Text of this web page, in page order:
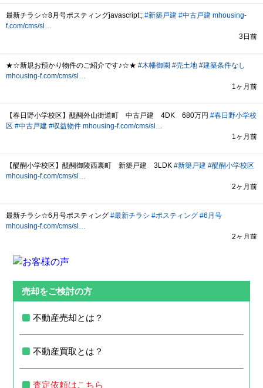
売却をご検討の方
不動産売却とは？
不動産買取とは？
査定依頼はこちら